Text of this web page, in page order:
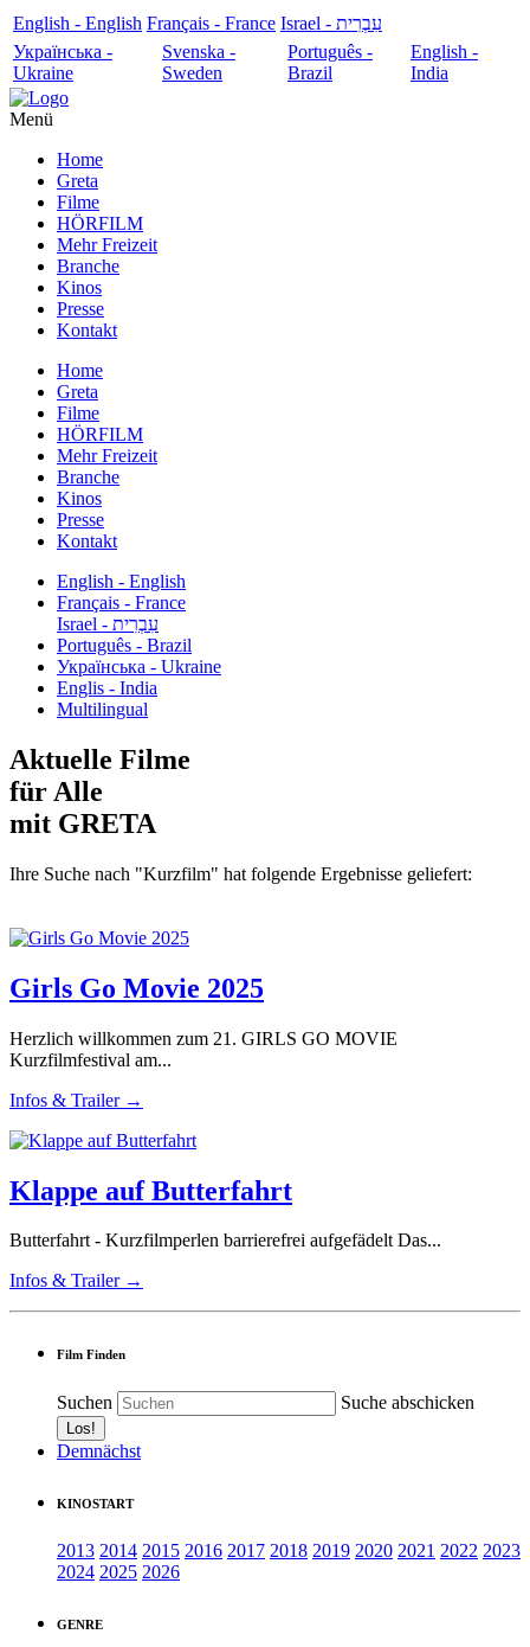
English - English Français - France
עִבְרִית - Israel
Українська -
Ukraine
Svenska -
Sweden
Português -
Brazil
English -
India
Menü
Home
Greta
Filme
HÖRFILM
Mehr Freizeit
Branche
Kinos
Presse
Kontakt
Home
Greta
Filme
HÖRFILM
Mehr Freizeit
Branche
Kinos
Presse
Kontakt
English - English
Français - France
עִבְרִית - Israel
Português - Brazil
Українська - Ukraine
Englis - India
Multilingual
Aktuelle Filme
für Alle
mit GRETA
Ihre Suche nach "Kurzfilm" hat folgende Ergebnisse geliefert:
Girls Go Movie 2025
Herzlich willkommen zum 21. GIRLS GO MOVIE
Kurzfilmfestival am...
Infos & Trailer →
Klappe auf Butterfahrt
Butterfahrt - Kurzfilmperlen barrierefrei aufgefädelt Das...
Infos & Trailer →
Film Finden
Suchen Suche abschicken
Demnächst
KINOSTART
2013 2014 2015 2016 2017 2018 2019 2020 2021 2022 2023
2024 2025 2026
GENRE